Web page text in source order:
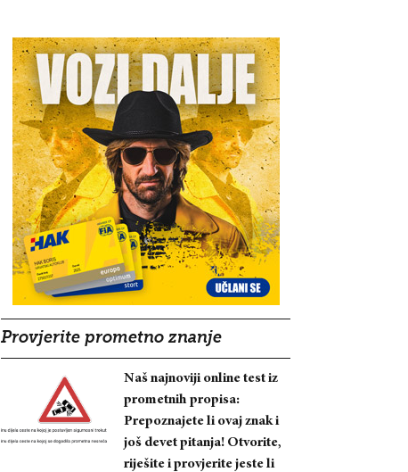
Provjerite prometno znanje
Naš najnoviji online test iz
prometnih propisa:
Prepoznajete li ovaj znak i
još devet pitanja! Otvorite,
riješite i provjerite jeste li